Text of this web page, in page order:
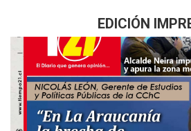
EDICIÓN